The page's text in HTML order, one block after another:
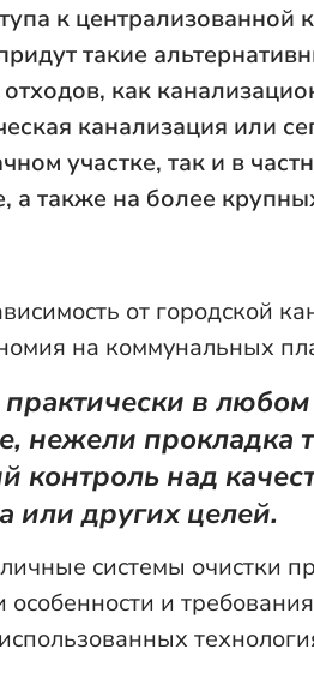
к централизованной
такие
как
канализация или
участке, так и в
а также на более
от городской
на коммунальных
в
нежели прокладка
контроль над
или других целей.
системы очистки
и